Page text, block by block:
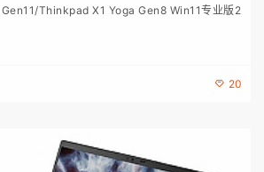
Thinkpad X1 Yoga Gen8 Win11专业版2
20